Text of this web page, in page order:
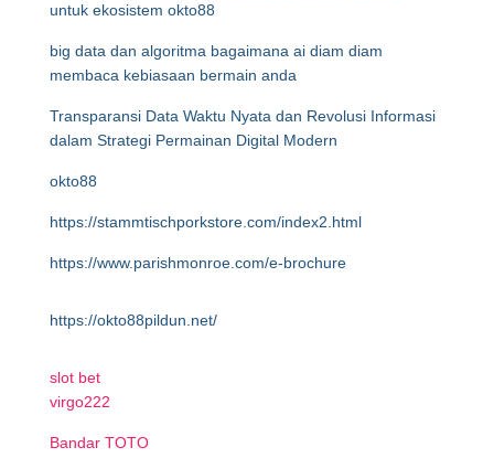
untuk ekosistem okto88
big data dan algoritma bagaimana ai diam diam
membaca kebiasaan bermain anda
Transparansi Data Waktu Nyata dan Revolusi Informasi
dalam Strategi Permainan Digital Modern
okto88
https://stammtischporkstore.com/index2.html
https://www.parishmonroe.com/e-brochure
https://okto88pildun.net/
slot bet
virgo222
Bandar TOTO